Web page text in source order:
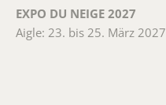
EXPO DU NEIGE 2027
Aigle: 23. bis 25. März 2027